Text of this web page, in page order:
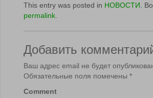
This entry was posted in НОВОСТИ .
permalink
Добавить
Ваш адрес email не будет
Обязательные поля помечены *
Comment